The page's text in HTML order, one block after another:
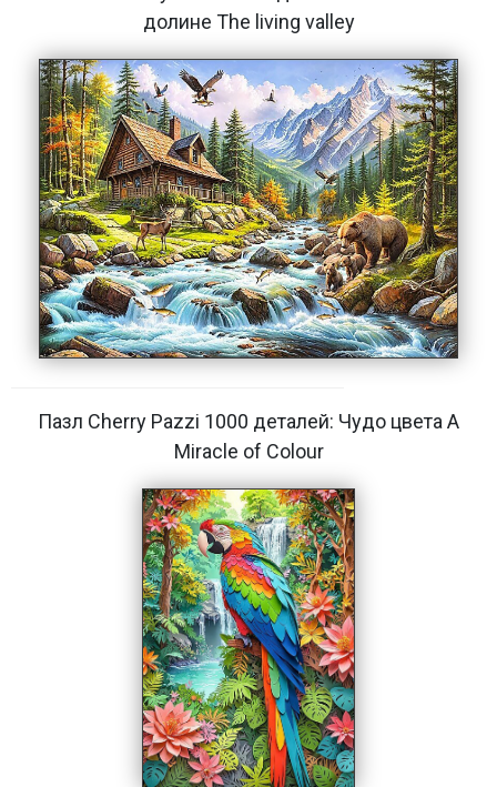
долине The living valley
Пазл Cherry Pazzi 1000 деталей: Чудо цвета A
Miracle of Colour